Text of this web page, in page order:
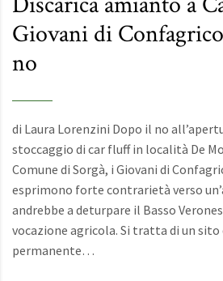
Giovani di
no
di Laura Lorenzini Dopo il no
stoccaggio di car fluff in località De
Comune di Sorgà, i Giovani di
esprimono forte contrarietà verso
andrebbe a deturpare il Basso
vocazione agricola. Si tratta di un sito
permanente…